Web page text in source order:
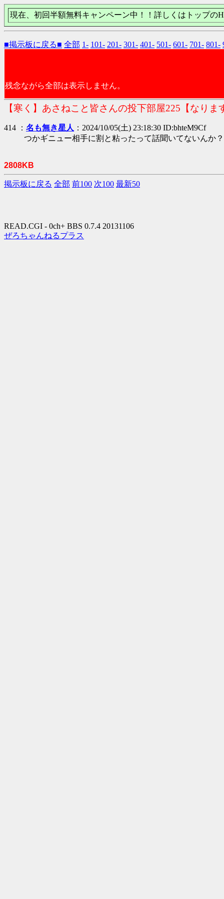
現在、初回半額無料キャンペーン中！！詳しくはトップの
■掲示板に戻る■ 全部 1- 101- 201- 301- 401- 501- 601- 701- 801-
残念ながら全部は表示しません。
【寒く】あさねこと皆さんの投下部屋225【なりま
414 ： 名も無き星人 ：2024/10/05(土) 23:18:30 ID:bhteM9Cf
つかギニュー相手に割と粘ったって話聞いてないんか
2808KB
掲示板に戻る 全部 前100 次100 最新50
READ.CGI - 0ch+ BBS 0.7.4 20131106
ぜろちゃんねるプラス